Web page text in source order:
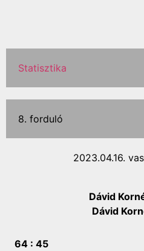
Statisztika
8. forduló
2023.04.16.
Dávid
Dávid
64 : 45